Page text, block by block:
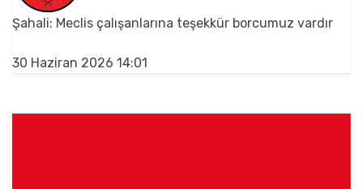
Şahali: Meclis çalışanlarına teşekkür borcumuz vardır
30 Haziran 2026 14:01